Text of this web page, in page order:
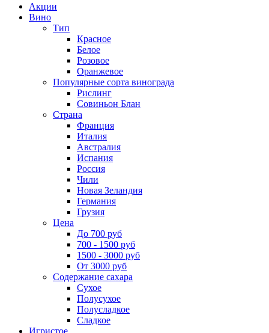
Акции
Вино
Тип
Красное
Белое
Розовое
Оранжевое
Популярные сорта винограда
Рислинг
Совиньон Блан
Страна
Франция
Италия
Австралия
Испания
Россия
Чили
Новая Зеландия
Германия
Грузия
Цена
До 700 руб
700 - 1500 руб
1500 - 3000 руб
От 3000 руб
Содержание сахара
Сухое
Полусухое
Полусладкое
Сладкое
Игристое